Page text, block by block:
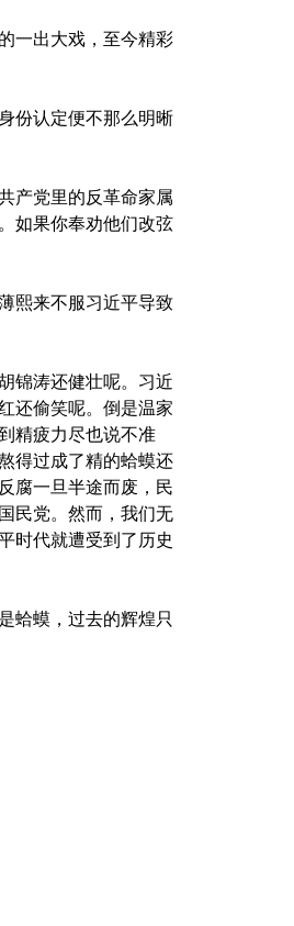
一出大戏，至今精彩
份认定便不那么明晰
产党里的反革命家属
如果你奉劝他们改弦
熙来不服习近平导致
锦涛还健壮呢。习近
还偷笑呢。倒是温家
精疲力尽也说不准
得过成了精的蛤蟆还
腐一旦半途而废，民
民党。然而，我们无
时代就遭受到了历史
蛤蟆，过去的辉煌只